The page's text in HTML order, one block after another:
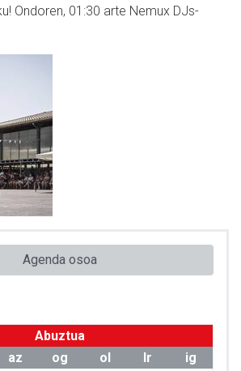
Ondoren, 01:30 arte Nemux DJs-
Agenda osoa
Abuztua
az og ol lr
ig